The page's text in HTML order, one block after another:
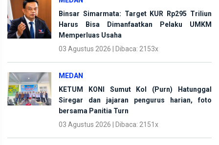
Binsar Simarmata: Target KUR Rp295 Triliun
Harus Bisa Dimanfaatkan Pelaku UMKM
Memperluas Usaha
03 Agustus 2026 | Dibaca: 2153x
MEDAN
KETUM KONI Sumut Kol (Purn) Hatunggal
Siregar dan jajaran pengurus harian, foto
bersama Panitia Turn
03 Agustus 2026 | Dibaca: 2151x